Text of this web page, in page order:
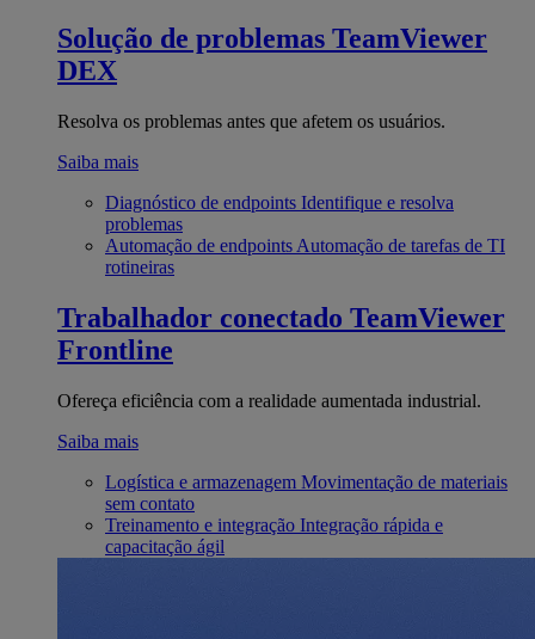
Solução de problemas TeamViewer
DEX
Resolva os problemas antes que afetem os usuários.
Saiba mais
Diagnóstico de endpoints Identifique e resolva
problemas
Automação de endpoints Automação de tarefas de TI
rotineiras
Trabalhador conectado TeamViewer
Frontline
Ofereça eficiência com a realidade aumentada industrial.
Saiba mais
Logística e armazenagem Movimentação de materiais
sem contato
Treinamento e integração Integração rápida e
capacitação ágil